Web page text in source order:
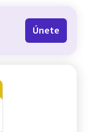
Únete